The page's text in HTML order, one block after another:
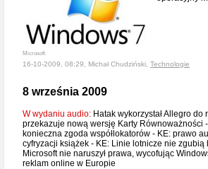
Microsoft
16-10-2009, 08:29, Michał Chudziński, Technologie
8 września 2009
W wydaniu audio: Hatak wykorzystał Allegro
przekazuje nową wersję Karty Równoważności
konieczna zgoda współlokatorów - KE: prawo
cyfryzacji książek - KE: Linie lotnicze nie
Microsoft nie naruszył prawa, wycofując
reklam online w Europie